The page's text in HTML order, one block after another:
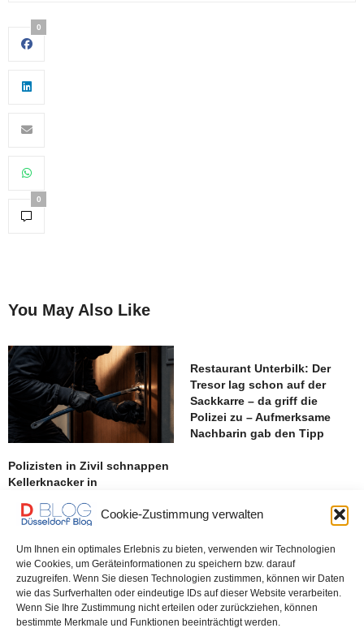
Cookie-Zustimmung verwalten
Um Ihnen ein optimales Erlebnis zu bieten, verwenden wir Technologien
wie Cookies, um Geräteinformationen zu speichern bzw. darauf
zuzugreifen. Wenn Sie diesen Technologien zustimmen, können wir Daten
wie das Surfverhalten oder eindeutige IDs auf dieser Website verarbeiten.
Wenn Sie Ihre Zustimmung nicht erteilen oder zurückziehen, können
bestimmte Merkmale und Funktionen beeinträchtigt werden.
0
0
You May Also Like
Polizisten in Zivil schnappen
Kellerknacker in
Restaurant Unterbilk: Der
Tresor lag schon auf der
Sackkarre – da griff die
Polizei zu – Aufmerksame
Nachbarin gab den Tipp
Versuchter „Rififi“ in
Friedrichstadt – Einbrecher
„graben“ sich durch
Kellerwände – Großfahndung
– Festnahme